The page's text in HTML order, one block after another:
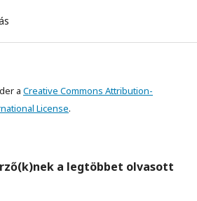
a Creative Commons Attribution-
License.
a legtöbbet olvasott